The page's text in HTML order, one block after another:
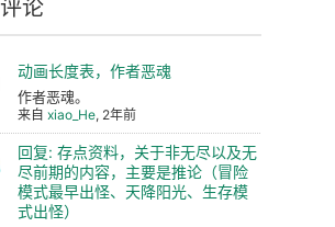
论
动画长度表，作者恶魂
作者恶魂。
来自 xiao_He, 2年前
回复: 存点资料，关于非无尽以及无
尽前期的内容，主要是推论（冒险
模式最早出怪、天降阳光、生存模
式出怪）